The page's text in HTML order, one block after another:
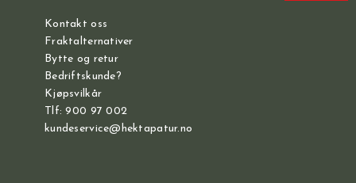
Kontakt oss
Fraktalternativer
Bytte og retur
Bedriftskunde?
Kjøpsvilkår
Tlf: 900 97 002
kundeservice@hektapatur.no